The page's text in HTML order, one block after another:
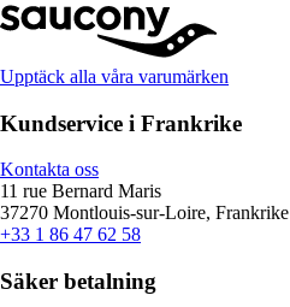
Upptäck alla våra varumärken
Kundservice i Frankrike
Kontakta oss
11 rue Bernard Maris
37270 Montlouis-sur-Loire, Frankrike
+33 1 86 47 62 58
Säker betalning